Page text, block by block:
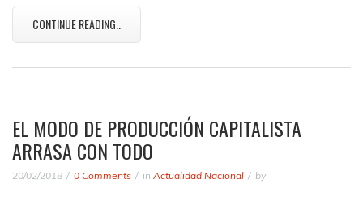
CONTINUE READING..
EL MODO DE PRODUCCIÓN CAPITALISTA
ARRASA CON TODO
20/02/2018 0 Comments in Actualidad Nacional by